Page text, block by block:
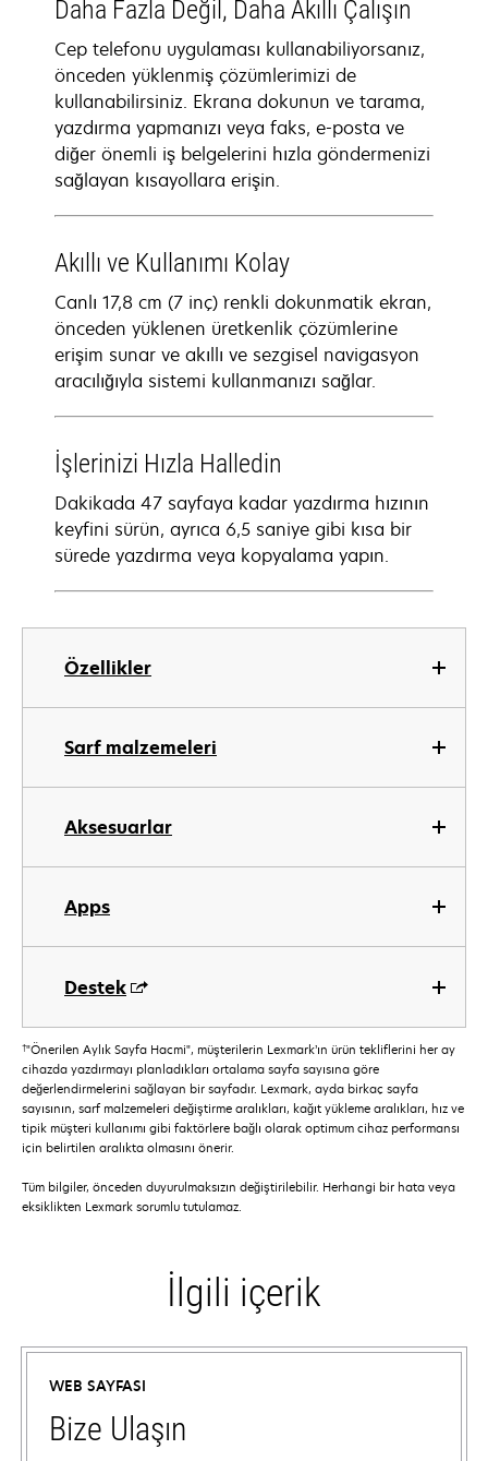
Özellikler
Sarf malzemeleri
Aksesuarlar
Apps
Destek
Daha Fazla Değil, Daha Akıllı Çalışın
Cep telefonu uygulaması kullanabiliyorsanız,
önceden yüklenmiş çözümlerimizi de
kullanabilirsiniz. Ekrana dokunun ve tarama,
yazdırma yapmanızı veya faks, e-posta ve
diğer önemli iş belgelerini hızla göndermenizi
sağlayan kısayollara erişin.
Akıllı ve Kullanımı Kolay
Canlı 17,8 cm (7 inç) renkli dokunmatik ekran,
önceden yüklenen üretkenlik çözümlerine
erişim sunar ve akıllı ve sezgisel navigasyon
aracılığıyla sistemi kullanmanızı sağlar.
İşlerinizi Hızla Halledin
Dakikada 47 sayfaya kadar yazdırma hızının
keyfini sürün, ayrıca 6,5 saniye gibi kısa bir
sürede yazdırma veya kopyalama yapın.
†"Önerilen Aylık Sayfa Hacmi", müşterilerin Lexmark’ın ürün tekliflerini her ay
cihazda yazdırmayı planladıkları ortalama sayfa sayısına göre
değerlendirmelerini sağlayan bir sayfadır. Lexmark, ayda birkaç sayfa
sayısının, sarf malzemeleri değiştirme aralıkları, kağıt yükleme aralıkları, hız ve
tipik müşteri kullanımı gibi faktörlere bağlı olarak optimum cihaz performansı
için belirtilen aralıkta olmasını önerir.
Tüm bilgiler, önceden duyurulmaksızın değiştirilebilir. Herhangi bir hata veya
eksiklikten Lexmark sorumlu tutulamaz.
İlgili içerik
WEB SAYFASI
Bize Ulaşın